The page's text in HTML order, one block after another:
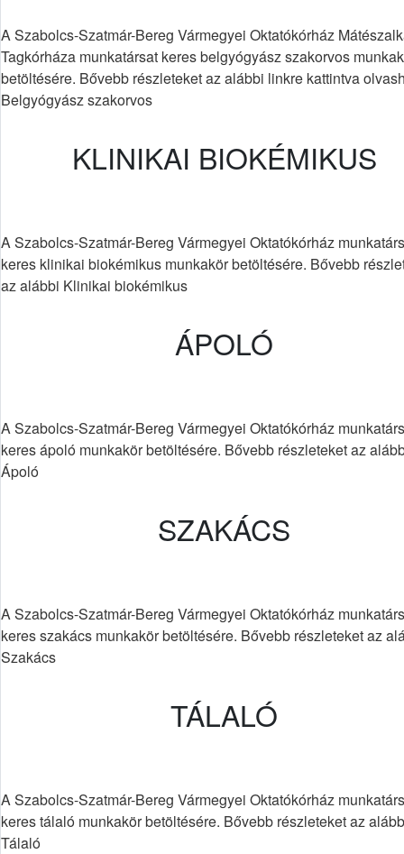
A Szabolcs-Szatmár-Bereg Vármegyei Oktatókórház
Tagkórháza munkatársat keres belgyógyász szakorvos
betöltésére. Bővebb részleteket az alábbi linkre kattintva
Belgyógyász szakorvos
KLINIKAI BIOKÉMIKUS
A Szabolcs-Szatmár-Bereg Vármegyei Oktatókórház
keres klinikai biokémikus munkakör betöltésére. Bővebb
az alábbi Klinikai biokémikus
ÁPOLÓ
A Szabolcs-Szatmár-Bereg Vármegyei Oktatókórház
keres ápoló munkakör betöltésére. Bővebb részleteket az
Ápoló
SZAKÁCS
A Szabolcs-Szatmár-Bereg Vármegyei Oktatókórház
keres szakács munkakör betöltésére. Bővebb részleteket az
Szakács
TÁLALÓ
A Szabolcs-Szatmár-Bereg Vármegyei Oktatókórház
keres tálaló munkakör betöltésére. Bővebb részleteket az
Tálaló